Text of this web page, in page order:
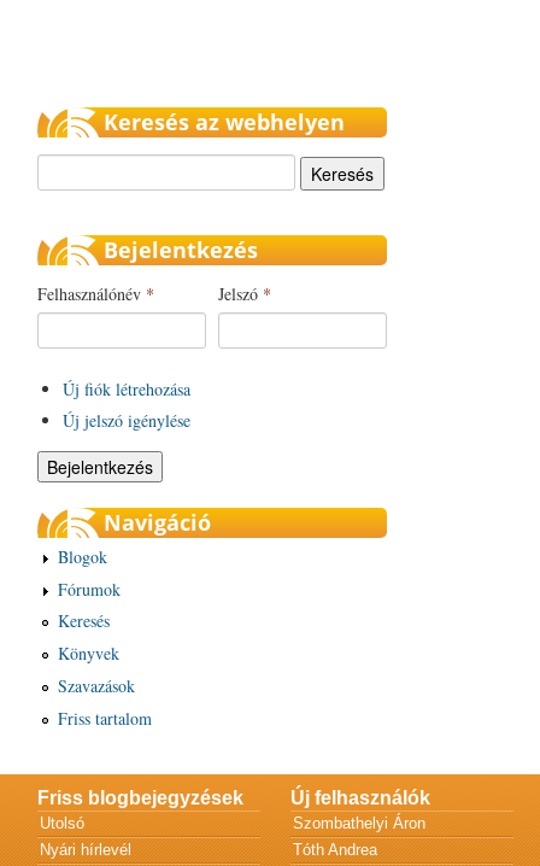
Keresés az webhelyen
Bejelentkezés
Felhasználónév * Jelszó *
Új fiók létrehozása
Új jelszó igénylése
Navigáció
Blogok
Fórumok
Keresés
Könyvek
Szavazások
Friss tartalom
Friss blogbejegyzések
Utolsó
Nyári hírlevél
Új felhasználók
Szombathelyi Áron
Tóth Andrea